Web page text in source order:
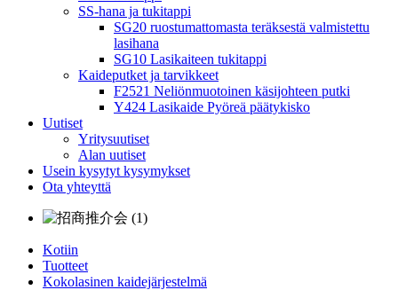
SS-hana ja tukitappi
SG20 ruostumattomasta teräksestä valmistettu
lasihana
SG10 Lasikaiteen tukitappi
Kaideputket ja tarvikkeet
F2521 Neliönmuotoinen käsijohteen putki
Y424 Lasikaide Pyöreä päätykisko
Uutiset
Yritysuutiset
Alan uutiset
Usein kysytyt kysymykset
Ota yhteyttä
Kotiin
Tuotteet
Kokolasinen kaidejärjestelmä